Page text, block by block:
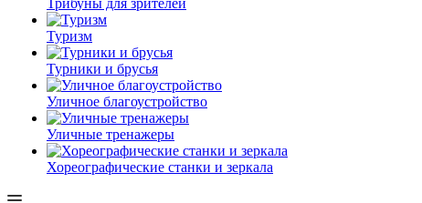
Трибуны для зрителей
Туризм
Турники и брусья
Уличное благоустройство
Уличные тренажеры
Хореографические станки и зеркала